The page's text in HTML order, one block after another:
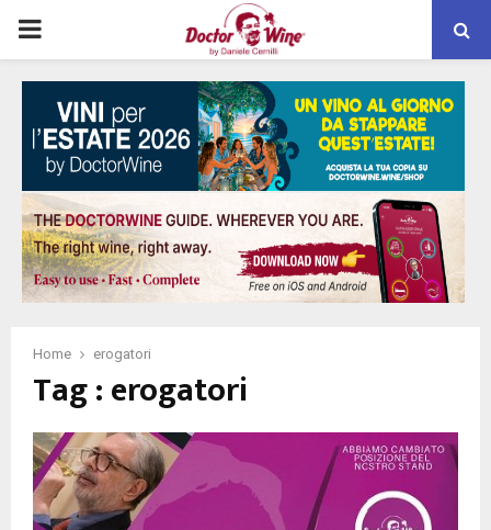
PRIMARY
MENU
Home erogatori
Tag : erogatori